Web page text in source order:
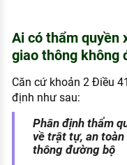
Ai có thẩm quyền
giao thông không
Căn cứ khoản 2 Điều 41
định như sau:
Phân định thẩm
về trật tự, an
thông đường bộ